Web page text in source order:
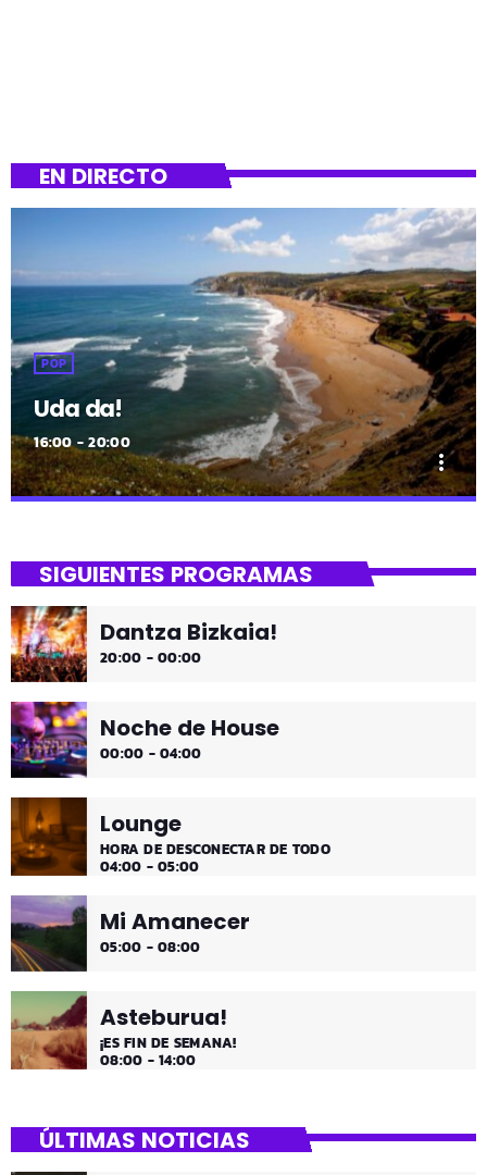
EN DIRECTO
POP
Uda da!
16:00 - 20:00
more_vert
¡Toda la música!
¡Toda la música!
SIGUIENTES PROGRAMAS
Dantza Bizkaia!
20:00 - 00:00
Noche de House
00:00 - 04:00
Lounge
HORA DE DESCONECTAR DE TODO
04:00 - 05:00
Mi Amanecer
05:00 - 08:00
Asteburua!
¡ES FIN DE SEMANA!
08:00 - 14:00
ÚLTIMAS NOTICIAS